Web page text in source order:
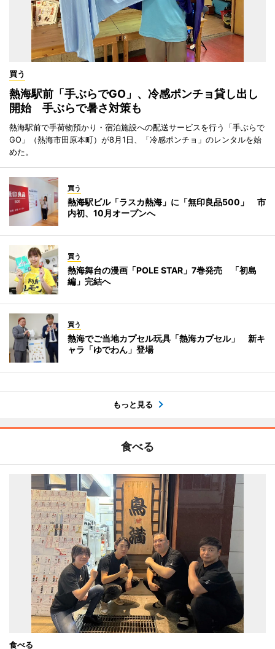
買う
熱海駅前「手ぶらでGO」、冷感ポンチョ貸し出し
開始 手ぶらで暑さ対策も
熱海駅前で手荷物預かり・宿泊施設への配送サービスを行う「手ぶらで
GO」（熱海市田原本町）が8月1日、「冷感ポンチョ」のレンタルを始
めた。
買う
熱海駅ビル「ラスカ熱海」に「無印良品500」 市
内初、10月オープンへ
買う
熱海舞台の漫画「POLE STAR」7巻発売 「初島
編」完結へ
買う
熱海でご当地カプセル玩具「熱海カプセル」 新キ
ャラ「ゆでわん」登場
もっと見る
食べる
食べる